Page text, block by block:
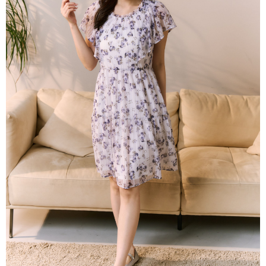
每筆NT$80，滿NT$2,000(含以上)免運費
離島
每筆NT$100，滿NT$2,000(含以上)免運費